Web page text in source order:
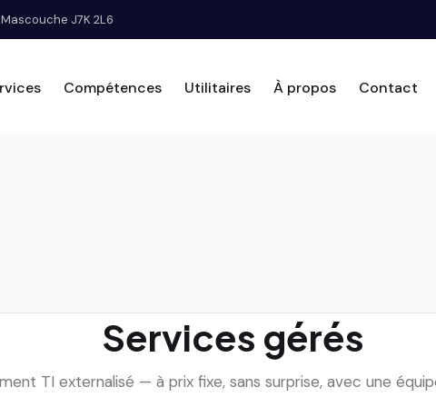
J7K 2L6
Compétences Utilitaires À propos Contact
Services gérés
TI externalisé — à prix fixe, sans surprise, avec une